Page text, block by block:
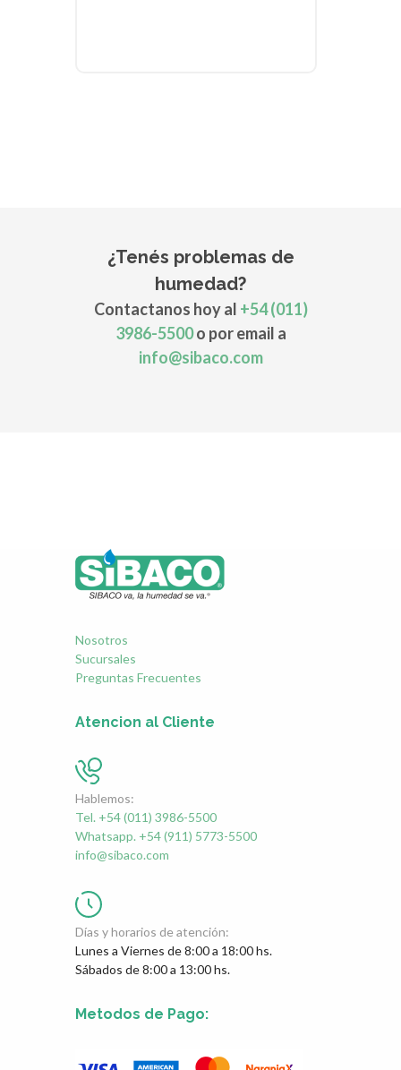
¿Tenés problemas de
humedad?
Contactanos hoy al +54 (011)
3986-5500o por email a
info@sibaco.com
Nosotros
Sucursales
Preguntas Frecuentes
Atencion al Cliente
Hablemos:
Tel. +54 (011) 3986-5500
Whatsapp. +54 (911) 5773-5500
info@sibaco.com
Días y horarios de atención:
Lunes a Viernes de 8:00 a 18:00 hs.
Sábados de 8:00 a 13:00 hs.
Metodos de Pago: